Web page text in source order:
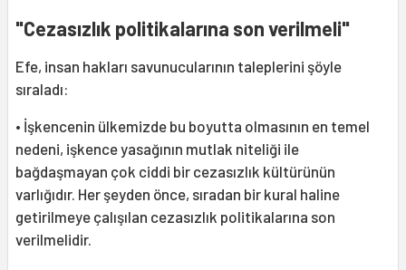
"Cezasızlık politikalarına son verilmeli"
Efe, insan hakları savunucularının taleplerini şöyle
sıraladı:
• İşkencenin ülkemizde bu boyutta olmasının en temel
nedeni, işkence yasağının mutlak niteliği ile
bağdaşmayan çok ciddi bir cezasızlık kültürünün
varlığıdır. Her şeyden önce, sıradan bir kural haline
getirilmeye çalışılan cezasızlık politikalarına son
verilmelidir.